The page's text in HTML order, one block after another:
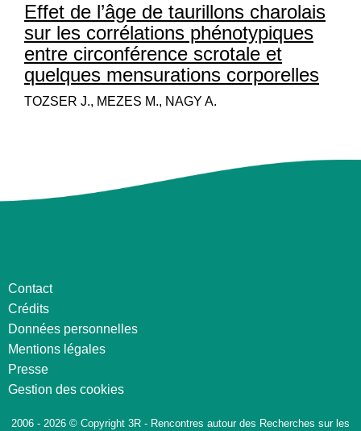
Effet de l’âge de taurillons charolais
sur les corrélations phénotypiques
entre circonférence scrotale et
quelques mensurations corporelles
TOZSER J., MEZES M., NAGY A.
Contact
Crédits
Données personnelles
Mentions légales
Presse
Gestion des cookies
2006 - 2026 © Copyright 3R - Rencontres autour des Recherches sur les